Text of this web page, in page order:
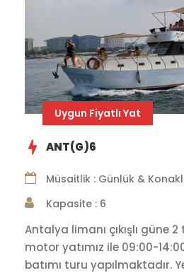
Uygun Fiyatlı Yat
ANT(G)6
Müsaitlik : Günlük &
Kapasite : 6
Antalya limanı çıkışlı güne
motor yatımız ile 09:00-
batımı turu yapılmaktadır.